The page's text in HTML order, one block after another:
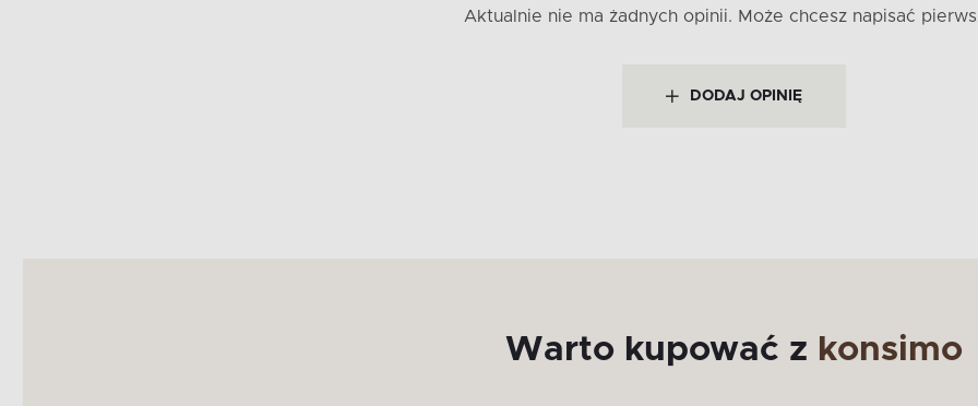
Aktualnie nie ma żadnych opinii. Może chcesz napisać
DODAJ OPINIĘ
Warto kupować z konsimo